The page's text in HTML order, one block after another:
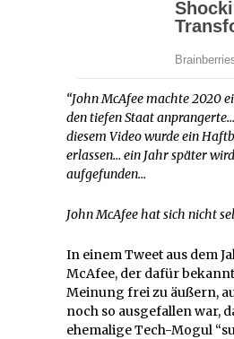
“John McAfee machte 2020
den tiefen Staat
diesem Video wurde ein
erlassen… ein Jahr später
aufgefunden…
John McAfee hat sich nicht
In einem Tweet aus dem
McAfee, der dafür
Meinung frei zu äußern,
noch so ausgefallen war,
ehemalige Tech-Mogul